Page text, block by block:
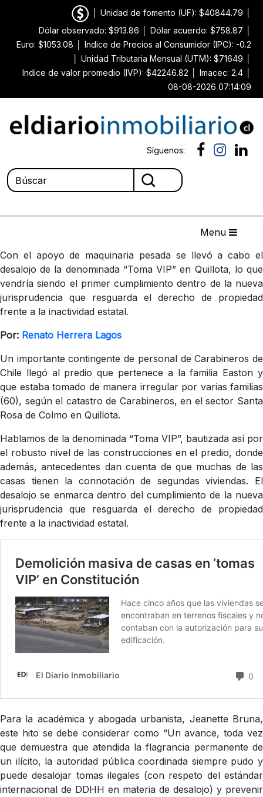
Unidad de fomento (UF): $40844.79
Dólar observado: $913.86
Dólar acuerdo: $758.87
Euro: $1053.08
Indice de Precios al Consumidor (IPC): -0.2
Unidad Tributaria Mensual (UTM): $71649
Indice de valor promedio (IVP): $42246.82
Imacec: 2.4
08-08-2026 07:14:09
Síguenos:
Menu
Con el apoyo de maquinaria pesada se llevó a cabo el
desalojo de la denominada “Toma VIP” en Quillota, lo que
vendría siendo el primer cumplimiento dentro de la nueva
jurisprudencia que resguarda el derecho de propiedad
frente a la inactividad estatal.
Por: Renato Herrera Lagos
Un importante contingente de personal de Carabineros de
Chile llegó al predio que pertenece a la familia Easton y
que estaba tomado de manera irregular por varias familias
(60), según el catastro de Carabineros, en el sector Santa
Rosa de Colmo en Quillota.
Hablamos de la denominada “Toma VIP”, bautizada así por
el robusto nivel de las construcciones en el predio, donde
además, antecedentes dan cuenta de que muchas de las
casas tienen la connotación de segundas viviendas. El
desalojo se enmarca dentro del cumplimiento de la nueva
jurisprudencia que resguarda el derecho de propiedad
frente a la inactividad estatal.
Para la académica y abogada urbanista, Jeanette Bruna,
este hito se debe considerar como “Un avance, toda vez
que demuestra que atendida la flagrancia permanente de
un ilícito, la autoridad pública coordinada siempre pudo y
puede desalojar tomas ilegales (con respeto del estándar
internacional de DDHH en materia de desalojo) y prevenir